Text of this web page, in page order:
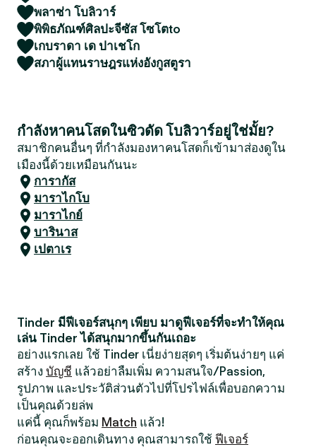
พลาซ่า โบลิวาร์
พิพิธภัณฑ์ศิลปะจีซัส โซโตto
เกบราดา เด ปาเชโก
สภาผู้แทนราษฎรแห่งอังกูสตูรา
กำลังหาคนโสดในซิวดัด โบลิวาร์อยู่ใช่มั้ย?
สมาชิกคนอื่นๆ ที่กำลังมองหาคนโสดก็เข้ามาส่องดูใน
เมืองนี้ด้วยเหมือนกันนะ
การากัส
มาราไกโบ
มาราไกย์
บารินาส
เปตาเร
Tinder มีฟีเจอร์สนุกๆ เพียบ มาดูฟีเจอร์ที่จะทำให้คุณ
เล่น Tinder ได้สนุกมากขึ้นกันเถอะ
อย่างแรกเลย ใช้ Tinder เนี่ยง่ายสุดๆ เริ่มต้นง่ายๆ แค่
สร้าง บัญชี แล้วอย่าลืมเพิ่ม ความสนใจ/Passion,
รูปภาพ และประวัติส่วนตัวไปที่โปรไฟล์เพื่อบอกความ
เป็นคุณด้วยล่พ
แค่นี้ คุณก็พร้อม Match แล้ว!
ก่อนคุณจะออกเดินทาง คุณสามารถใช้ ฟีเจอร์